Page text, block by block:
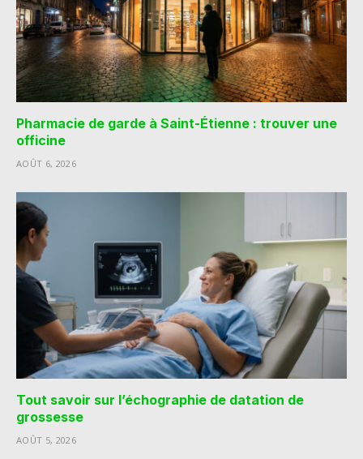
Pharmacie de garde à Saint-Étienne : trouver une
officine
AOÛT 6, 2026
Tout savoir sur l’échographie de datation de
grossesse
AOÛT 5, 2026